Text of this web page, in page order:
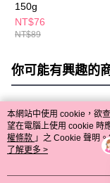
150g
NT$76
NT$89
你可能有興趣的
熱門標籤
本網站中使用 cookie，欲
望在電腦上使用 cookie 時
權條款 」之 Cookie 聲明
用條款之 Cookie 聲明使用
了解更多 >